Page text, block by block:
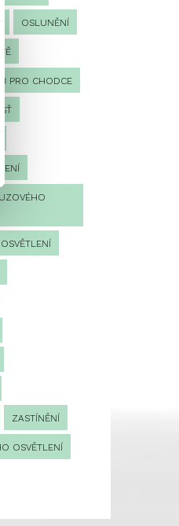
OSLUNĚNÍ
PRO CHODCE
ZASTÍNĚNÍ
OSVĚTLENÍ